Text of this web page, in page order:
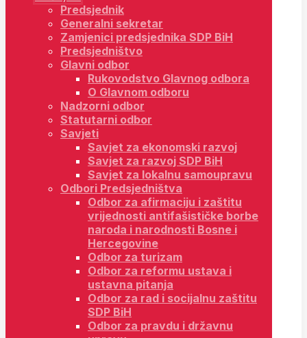
Predsjednik
Generalni sekretar
Zamjenici predsjednika SDP BiH
Predsjedništvo
Glavni odbor
Rukovodstvo Glavnog odbora
O Glavnom odboru
Nadzorni odbor
Statutarni odbor
Savjeti
Savjet za ekonomski razvoj
Savjet za razvoj SDP BiH
Savjet za lokalnu samoupravu
Odbori Predsjedništva
Odbor za afirmaciju i zaštitu
vrijednosti antifašističke borbe
naroda i narodnosti Bosne i
Hercegovine
Odbor za turizam
Odbor za reformu ustava i
ustavna pitanja
Odbor za rad i socijalnu zaštitu
SDP BiH
Odbor za pravdu i državnu